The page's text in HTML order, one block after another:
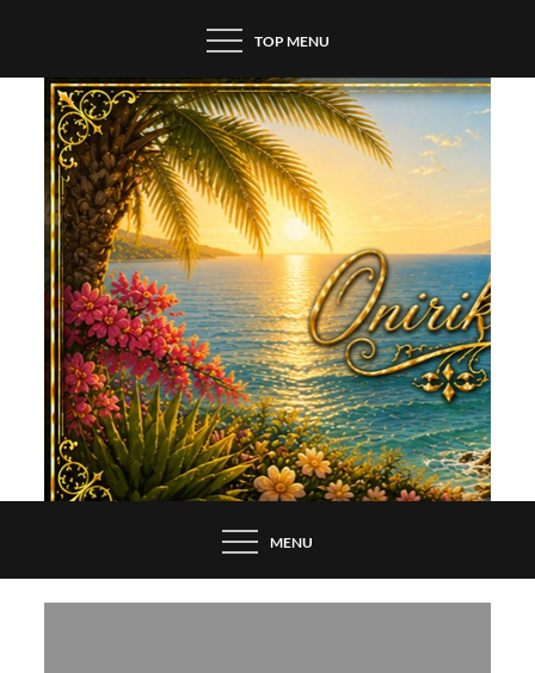
content
TOP MENU
MENU